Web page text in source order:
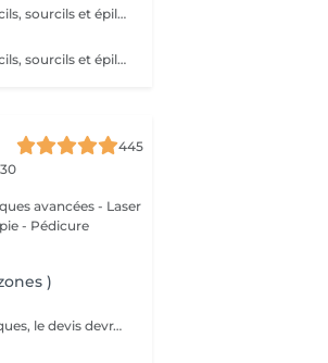
Prestation réalisée par Diana, notre experte en cils, sourcils et épilation, avec plus de 10 ans d'expérience, garantissant précision et résultats de haute qualité.
Prestation réalisée par Diana, notre experte en cils, sourcils et épilation, avec plus de 10 ans d'expérience, garantissant précision et résultats de haute qualité.
445
avancées - Laser
)
Si vous avez déjà été traitée par d'autres techniques, le devis devra être adapté à votre situation. (75 par quart d'heure)